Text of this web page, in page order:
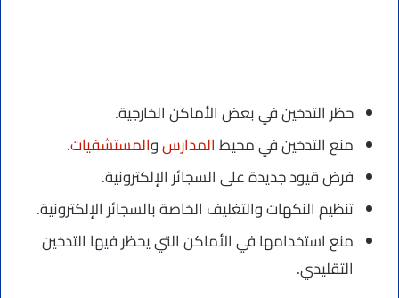
حظر التدخين في بعض الأماكن الخارجية.
منع التدخين في محيطالمدارسوالمستشفيات.
فرض قيود جديدة على السجائر الإلكترونية.
تنظيم النكهات والتغليف الخاصة بالسجائر الإلكترونية.
منع استخدامها في الأماكن التي يحظر فيها التدخين
التقليدي.